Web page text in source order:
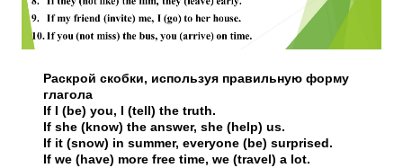
Раскрой скобки, используя правильную форму
глагола
If I (be) you, I (tell) the truth.
If she (know) the answer, she (help) us.
If it (snow) in summer, everyone (be) surprised.
If we (have) more free time, we (travel) a lot.